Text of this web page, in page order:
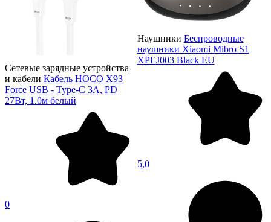
Сетевые зарядные устройства
и кабели Кабель HOCO X93
Force USB - Type-C 3А, PD
27Вт, 1.0м белый
0
Наушники Беспроводные
наушники Xiaomi Mibro S1
XPEJ003 Black EU
5,0